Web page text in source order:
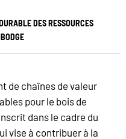
DES RESSOURCES
de chaînes de valeur
pour le bois de
dans le cadre du
vise à contribuer à la